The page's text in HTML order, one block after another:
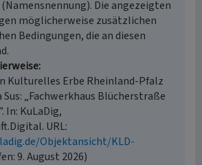
(Namensnennung). Die angezeigten
möglicherweise zusätzlichen
Bedingungen, die an diesen
Kulturelles Erbe Rheinland-Pfalz
„Fachwerkhaus Blücherstraße
In: KuLaDig,
URL:
Objektansicht/KLD-
9. August 2026)